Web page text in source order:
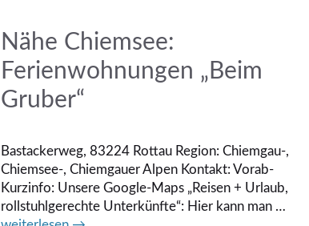
Nähe Chiemsee:
Ferienwohnungen „Beim
Gruber“
Bastackerweg, 83224 Rottau Region: Chiemgau-,
Chiemsee-, Chiemgauer Alpen Kontakt: Vorab-
Kurzinfo: Unsere Google-Maps „Reisen + Urlaub,
rollstuhlgerechte Unterkünfte“: Hier kann man …